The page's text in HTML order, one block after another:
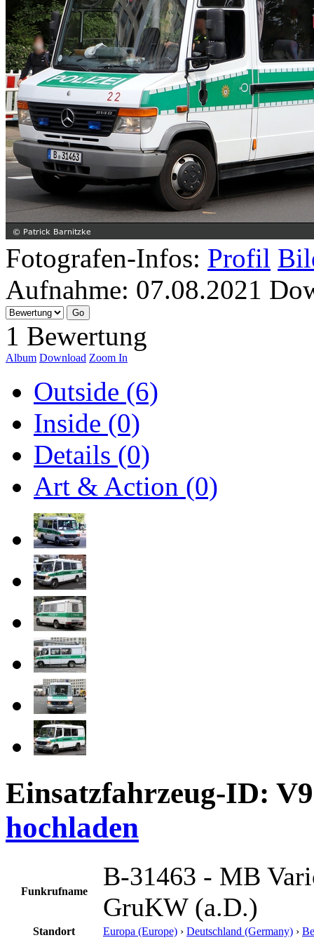
Fotografen-Infos: Profil
Aufnahme: 07.08.2021
1 Bewertung
Album Download Zoom In
Outside (6)
Inside (0)
Details (0)
Art & Action (0)
Einsatzfahrzeug-ID:
hochladen
Funkrufname
B-31463 - MB
GruKW (a.D.)
Standort Europa (Europe) › Deutschland (Germany) ›